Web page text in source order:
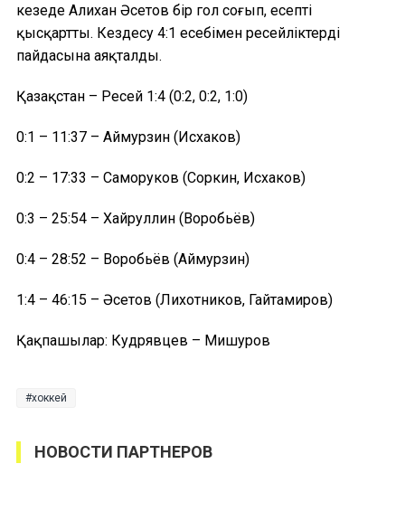
кезеңде Алихан Әсетов бір гол соғып, есепті
қысқартты. Кездесу 4:1 есебімен ресейліктердің
пайдасына аяқталды.
Қазақстан – Ресей 1:4 (0:2, 0:2, 1:0)
0:1 – 11:37 – Аймурзин (Исхаков)
0:2 – 17:33 – Саморуков (Соркин, Исхаков)
0:3 – 25:54 – Хайруллин (Воробьёв)
0:4 – 28:52 – Воробьёв (Аймурзин)
1:4 – 46:15 – Әсетов (Лихотников, Гайтамиров)
Қақпашылар: Кудрявцев – Мишуров
хоккей
НОВОСТИ ПАРТНЕРОВ